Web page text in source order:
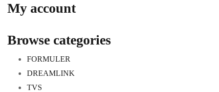
My account
Browse categories
FORMULER
DREAMLINK
TVS